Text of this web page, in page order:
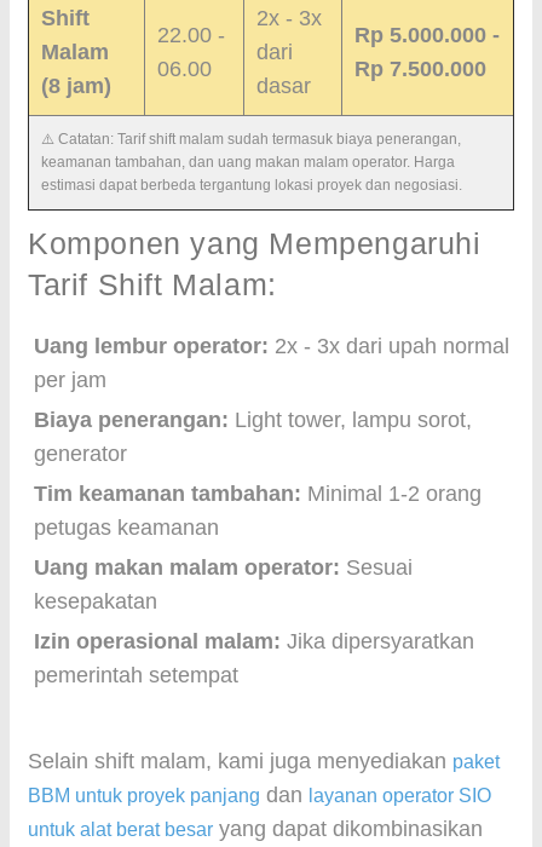
Shift
Malam
(8 jam)
22.00 -
06.00
2x - 3x
dari
dasar
Rp 5.000.000 -
Rp 7.500.000
⚠️ Catatan: Tarif shift malam sudah termasuk biaya penerangan,
keamanan tambahan, dan uang makan malam operator. Harga
estimasi dapat berbeda tergantung lokasi proyek dan negosiasi.
Komponen yang Mempengaruhi
Tarif Shift Malam:
Uang lembur operator: 2x - 3x dari upah normal
per jam
Biaya penerangan: Light tower, lampu sorot,
generator
Tim keamanan tambahan: Minimal 1-2 orang
petugas keamanan
Uang makan malam operator: Sesuai
kesepakatan
Izin operasional malam: Jika dipersyaratkan
pemerintah setempat
Selain shift malam, kami juga menyediakan paket
BBM untuk proyek panjang dan layanan operator SIO
untuk alat berat besar yang dapat dikombinasikan